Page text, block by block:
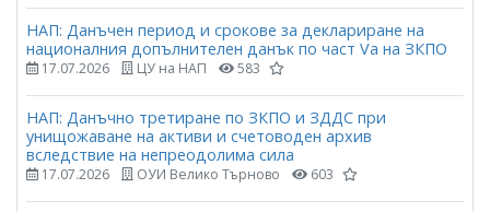
НАП: Данъчен период и срокове за деклариране на
националния допълнителен данък по част Vа на ЗКПО
17.07.2026 ЦУ на НАП 583
НАП: Данъчно третиране по ЗКПО и ЗДДС при
унищожаване на активи и счетоводен архив
вследствие на непреодолима сила
17.07.2026 ОУИ Велико Търново 603